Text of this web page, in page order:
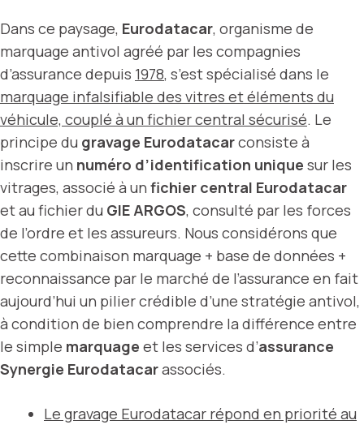
Dans ce paysage, Eurodatacar, organisme de
marquage antivol agréé par les compagnies
d’assurance depuis 1978, s’est spécialisé dans le
marquage infalsifiable des vitres et éléments du
véhicule, couplé à un fichier central sécurisé. Le
principe du gravage Eurodatacarconsiste à
inscrire un numéro d’identification unique sur les
vitrages, associé à un fichier central Eurodatacar
et au fichier du GIE ARGOS, consulté par les forces
de l’ordre et les assureurs. Nous considérons que
cette combinaison marquage + base de données +
reconnaissance par le marché de l’assurance en fait
aujourd’hui un pilier crédible d’une stratégie antivol,
à condition de bien comprendre la différence entre
le simple marquage et les services d’assurance
Synergie Eurodatacarassociés.
Le gravage Eurodatacar répond en priorité au